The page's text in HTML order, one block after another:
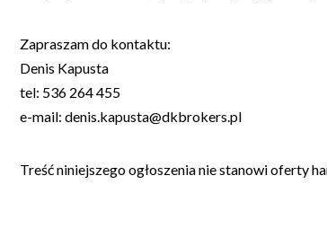
Zapraszam do kontaktu:
Denis Kapusta
tel: 536 264 455
e-mail: denis.kapusta@dkbrokers.pl
Treść niniejszego ogłoszenia nie stanowi oferty